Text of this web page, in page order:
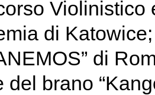
di
di
del brano